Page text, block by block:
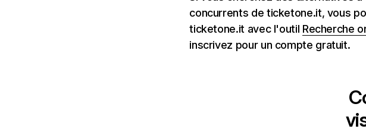
concurrents de ticketone.it, vous
ticketone.it avec l'outil Recherche
inscrivez pour un compte gratuit.